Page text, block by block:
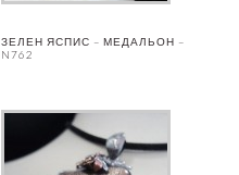
ЗЕЛЕН ЯСПИС – МЕДАЛЬОН –
N762